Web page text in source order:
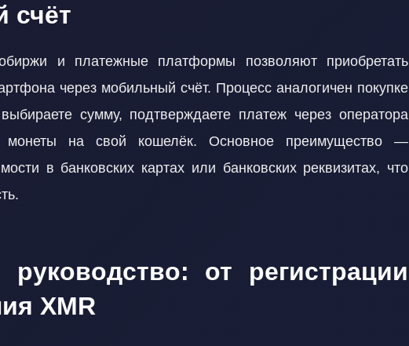
счёт
и платежные платформы позволяют приобретать
через мобильный счёт. Процесс аналогичен покупке
сумму, подтверждаете платеж через оператора
монеты на свой кошелёк. Основное преимущество —
в банковских картах или банковских реквизитах, что
руководство: от регистрации
XMR